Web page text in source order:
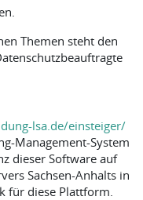
Themen steht den
lsa.de/einsteiger/
Management-System
dieser Software auf
Sachsen-Anhalts in
für diese Plattform.